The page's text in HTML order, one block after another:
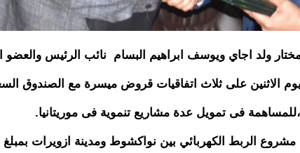
ولد اجاي ويوسف ابراهيم البسام نائب الرئيس والعضو
الاثنين على ثلاث اتفاقيات قروض ميسرة مع الصندوق
الربط الكهربائي بين نواكشوط ومدينة ازويرات بمبلغ 36 مليار اوقية.